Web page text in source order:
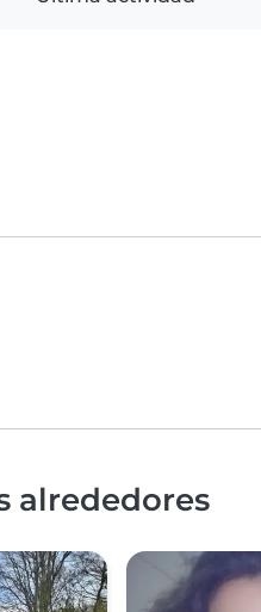
alrededores